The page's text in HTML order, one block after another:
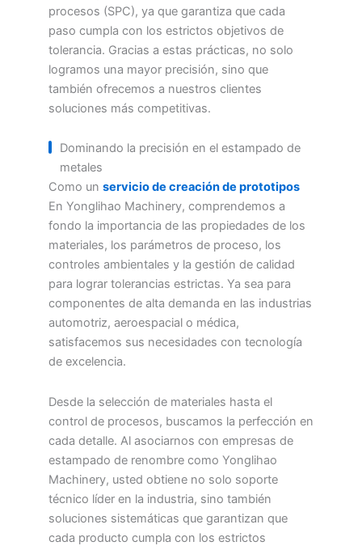
procesos (SPC), ya que garantiza que cada
paso cumpla con los estrictos objetivos de
tolerancia. Gracias a estas prácticas, no solo
logramos una mayor precisión, sino que
también ofrecemos a nuestros clientes
soluciones más competitivas.
Dominando la precisión en el estampado de
metales
Como un servicio de creación de prototipos
En Yonglihao Machinery, comprendemos a
fondo la importancia de las propiedades de los
materiales, los parámetros de proceso, los
controles ambientales y la gestión de calidad
para lograr tolerancias estrictas. Ya sea para
componentes de alta demanda en las industrias
automotriz, aeroespacial o médica,
satisfacemos sus necesidades con tecnología
de excelencia.
Desde la selección de materiales hasta el
control de procesos, buscamos la perfección en
cada detalle. Al asociarnos con empresas de
estampado de renombre como Yonglihao
Machinery, usted obtiene no solo soporte
técnico líder en la industria, sino también
soluciones sistemáticas que garantizan que
cada producto cumpla con los estrictos